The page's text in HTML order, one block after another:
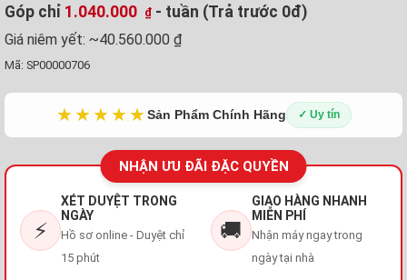
Góp chỉ 1.040.000 ₫ - tuần (Trả trước 0đ)
Giá niêm yết: ~40.560.000 ₫
Mã: SP00000706
★★★★★Sản Phẩm Chính Hãng ✓ Uy tín
NHẬN ƯU ĐÃI ĐẶC QUYỀN
⚡
XÉT DUYỆT TRONG
NGÀY
Hồ sơ online - Duyệt chỉ
15 phút
🚚
GIAO HÀNG NHANH
MIỄN PHÍ
Nhận máy ngay trong
ngày tại nhà